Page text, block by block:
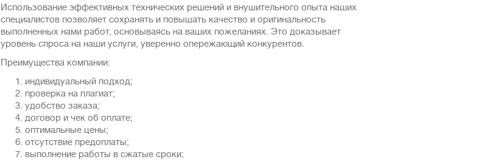
Использование эффективных технических решений и внушительного опыта наших
специалистов позволяет сохранять и повышать качество и оригинальность
выполненных нами работ, основываясь на ваших пожеланиях. Это доказывает
уровень спроса на наши услуги, уверенно опережающий конкурентов.
Преимущества компании:
индивидуальный подход;
проверка на плагиат;
удобство заказа;
договор и чек об оплате;
оптимальные цены;
отсутствие предоплаты;
выполнение работы в сжатые сроки;